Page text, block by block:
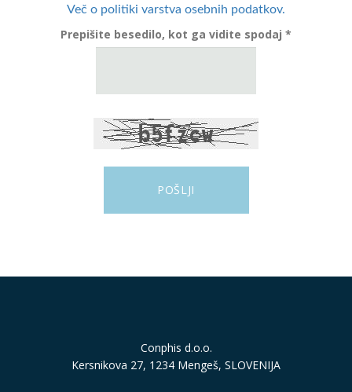
Več o politiki varstva osebnih podatkov.
Prepišite besedilo, kot ga vidite spodaj *
Conphis d.o.o.
Kersnikova 27, 1234 Mengeš, SLOVENIJA